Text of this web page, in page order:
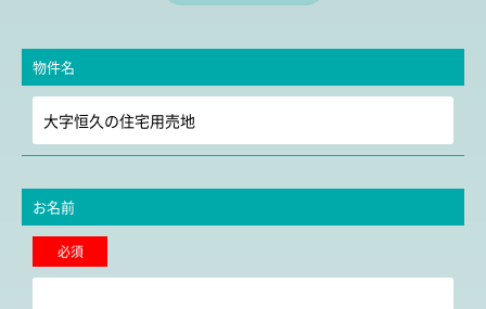
物件名
お名前
必須